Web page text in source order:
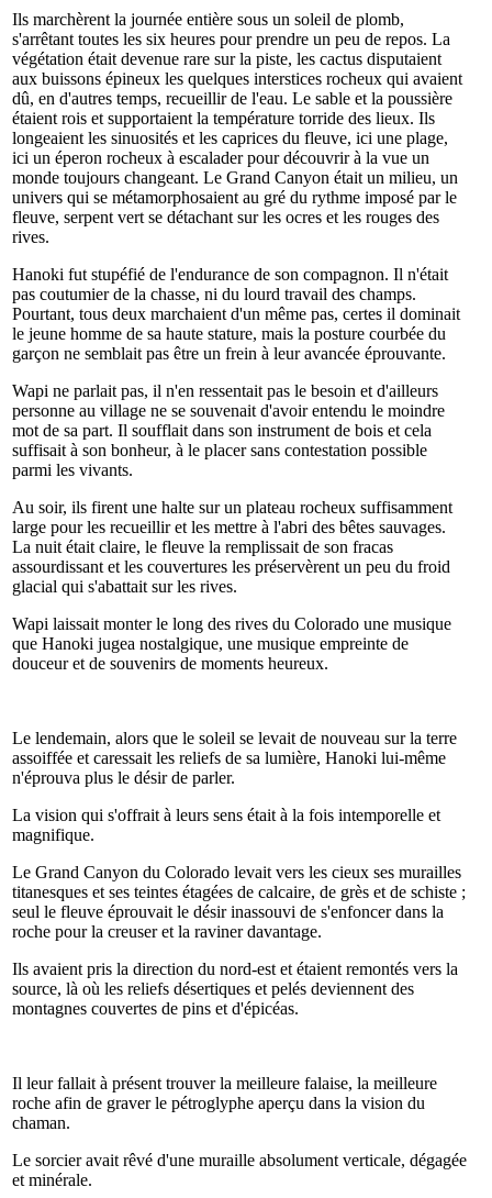
Ils marchèrent la journée entière sous un soleil de plomb,
s'arrêtant toutes les six heures pour prendre un peu de repos. La
végétation était devenue rare sur la piste, les cactus disputaient
aux buissons épineux les quelques interstices rocheux qui avaient
dû, en d'autres temps, recueillir de l'eau. Le sable et la poussière
étaient rois et supportaient la température torride des lieux. Ils
longeaient les sinuosités et les caprices du fleuve, ici une plage,
ici un éperon rocheux à escalader pour découvrir à la vue un
monde toujours changeant. Le Grand Canyon était un milieu, un
univers qui se métamorphosaient au gré du rythme imposé par le
fleuve, serpent vert se détachant sur les ocres et les rouges des
rives.
Hanoki fut stupéfié de l'endurance de son compagnon. Il n'était
pas coutumier de la chasse, ni du lourd travail des champs.
Pourtant, tous deux marchaient d'un même pas, certes il dominait
le jeune homme de sa haute stature, mais la posture courbée du
garçon ne semblait pas être un frein à leur avancée éprouvante.
Wapi ne parlait pas, il n'en ressentait pas le besoin et d'ailleurs
personne au village ne se souvenait d'avoir entendu le moindre
mot de sa part. Il soufflait dans son instrument de bois et cela
suffisait à son bonheur, à le placer sans contestation possible
parmi les vivants.
Au soir, ils firent une halte sur un plateau rocheux suffisamment
large pour les recueillir et les mettre à l'abri des bêtes sauvages.
La nuit était claire, le fleuve la remplissait de son fracas
assourdissant et les couvertures les préservèrent un peu du froid
glacial qui s'abattait sur les rives.
Wapi laissait monter le long des rives du Colorado une musique
que Hanoki jugea nostalgique, une musique empreinte de
douceur et de souvenirs de moments heureux.
Le lendemain, alors que le soleil se levait de nouveau sur la terre
assoiffée et caressait les reliefs de sa lumière, Hanoki lui-même
n'éprouva plus le désir de parler.
La vision qui s'offrait à leurs sens était à la fois intemporelle et
magnifique.
Le Grand Canyon du Colorado levait vers les cieux ses murailles
titanesques et ses teintes étagées de calcaire, de grès et de schiste ;
seul le fleuve éprouvait le désir inassouvi de s'enfoncer dans la
roche pour la creuser et la raviner davantage.
Ils avaient pris la direction du nord-est et étaient remontés vers la
source, là où les reliefs désertiques et pelés deviennent des
montagnes couvertes de pins et d'épicéas.
Il leur fallait à présent trouver la meilleure falaise, la meilleure
roche afin de graver le pétroglyphe aperçu dans la vision du
chaman.
Le sorcier avait rêvé d'une muraille absolument verticale, dégagée
et minérale.